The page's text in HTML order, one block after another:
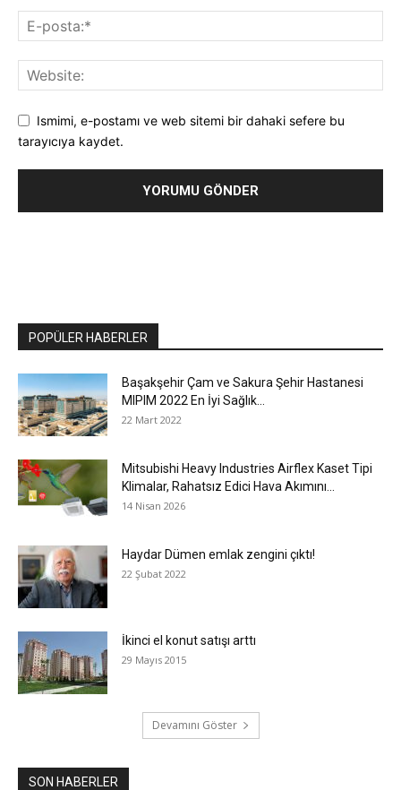
Ismimi, e-postamı ve web sitemi bir dahaki sefere bu
tarayıcıya kaydet.
POPÜLER HABERLER
Başakşehir Çam ve Sakura Şehir Hastanesi
MIPIM 2022 En İyi Sağlık...
22 Mart 2022
Mitsubishi Heavy Industries Airflex Kaset Tipi
Klimalar, Rahatsız Edici Hava Akımını...
14 Nisan 2026
Haydar Dümen emlak zengini çıktı!
22 Şubat 2022
İkinci el konut satışı arttı
29 Mayıs 2015
Devamını Göster
SON HABERLER